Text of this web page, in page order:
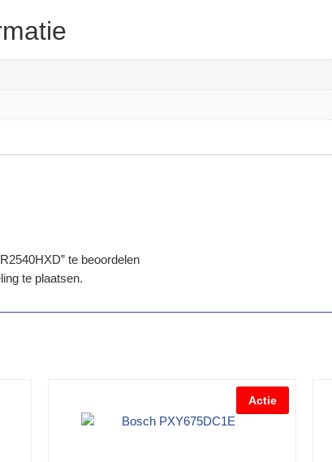
te beoordelen
te plaatsen.
Actie